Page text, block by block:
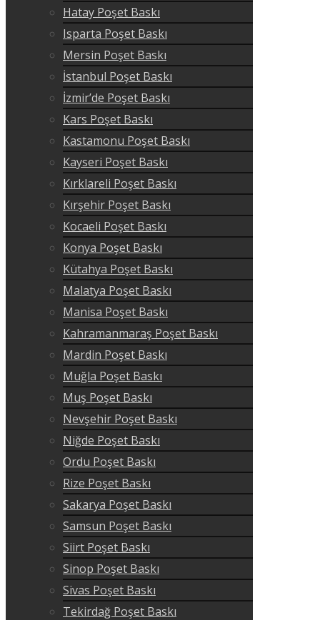
Hatay Poşet Baskı
Isparta Poşet Baskı
Mersin Poşet Baskı
İstanbul Poşet Baskı
İzmir’de Poşet Baskı
Kars Poşet Baskı
Kastamonu Poşet Baskı
Kayseri Poşet Baskı
Kırklareli Poşet Baskı
Kırşehir Poşet Baskı
Kocaeli Poşet Baskı
Konya Poşet Baskı
Kütahya Poşet Baskı
Malatya Poşet Baskı
Manisa Poşet Baskı
Kahramanmaraş Poşet Baskı
Mardin Poşet Baskı
Muğla Poşet Baskı
Muş Poşet Baskı
Nevşehir Poşet Baskı
Niğde Poşet Baskı
Ordu Poşet Baskı
Rize Poşet Baskı
Sakarya Poşet Baskı
Samsun Poşet Baskı
Siirt Poşet Baskı
Sinop Poşet Baskı
Sivas Poşet Baskı
Tekirdağ Poşet Baskı